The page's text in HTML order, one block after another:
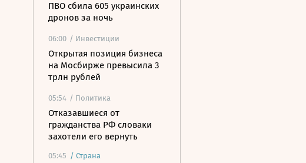
ПВО сбила 605 украинских
дронов за ночь
06:00 / Инвестиции
Открытая позиция бизнеса
на Мосбирже превысила 3
трлн рублей
05:54 / Политика
Отказавшиеся от
гражданства РФ словаки
захотели его вернуть
05:45 / Страна